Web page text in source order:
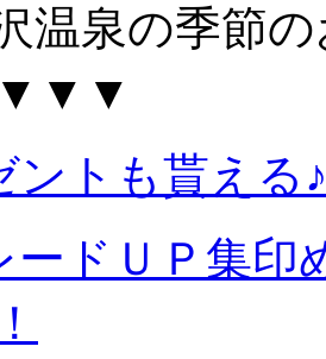
泉の季節の
▼▼▼
ントも貰える
ードＵＰ集